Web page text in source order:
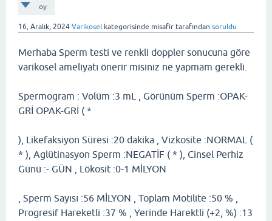
oy
16, Aralık, 2024 Varikosel kategorisinde misafir tarafından soruldu
Merhaba Sperm testi ve renkli doppler sonucuna göre
varikosel ameliyatı önerir misiniz ne yapmam gerekli.
Spermogram : Volüm :3 mL , Görünüm Sperm :OPAK-
GRİ OPAK-GRİ ( *
), Likefaksiyon Süresi :20 dakika , Vizkosite :NORMAL (
* ), Aglütinasyon Sperm :NEGATİF ( * ), Cinsel Perhiz
Günü :- GÜN , Lökosit :0-1 MİLYON
, Sperm Sayısı :56 MİLYON , Toplam Motilite :50 % ,
Progresif Hareketli :37 % , Yerinde Harektli (+2, %) :13